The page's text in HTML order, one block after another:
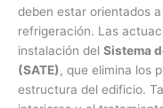
deben estar orientados
refrigeración. Las
instalación del Sistema
(SATE), que elimina los
estructura del edificio.